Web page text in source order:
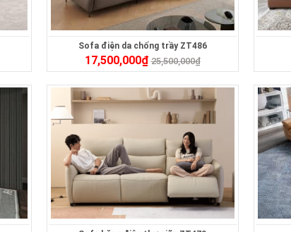
Sofa điện da chống trầy ZT486
17,500,000₫ 25,500,000₫